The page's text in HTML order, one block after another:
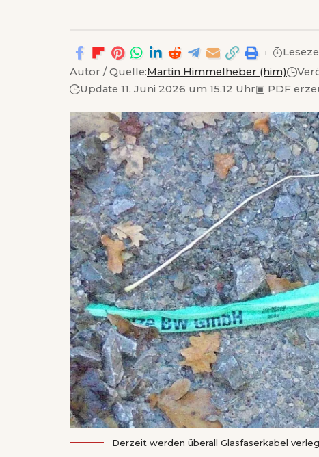
Autor / Quelle:Martin Himmelheber (him)
Update 11. Juni 2026 um 15.12 Uhr▣ PDF
Derzeit werden überall Glasfaserkabel